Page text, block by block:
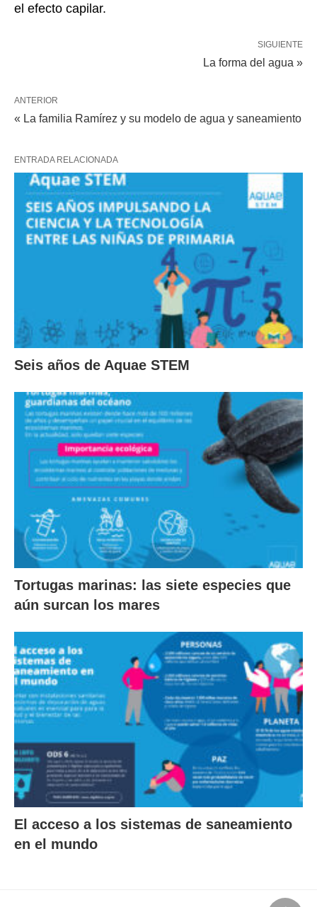
el efecto capilar.
SIGUIENTE
La forma del agua »
ANTERIOR
« La familia Ramírez y su modelo de agua y saneamiento
ENTRADA RELACIONADA
Seis años de Aquae STEM
Tortugas marinas: las siete especies que
aún surcan los mares
El acceso a los sistemas de saneamiento
en el mundo